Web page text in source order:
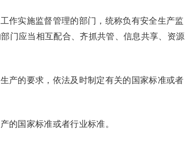
作实施监督管理的部门，统称负有安全生产监
门应当相互配合、齐抓共管、信息共享、资源
产的要求，依法及时制定有关的国家标准或者
的国家标准或者行业标准。